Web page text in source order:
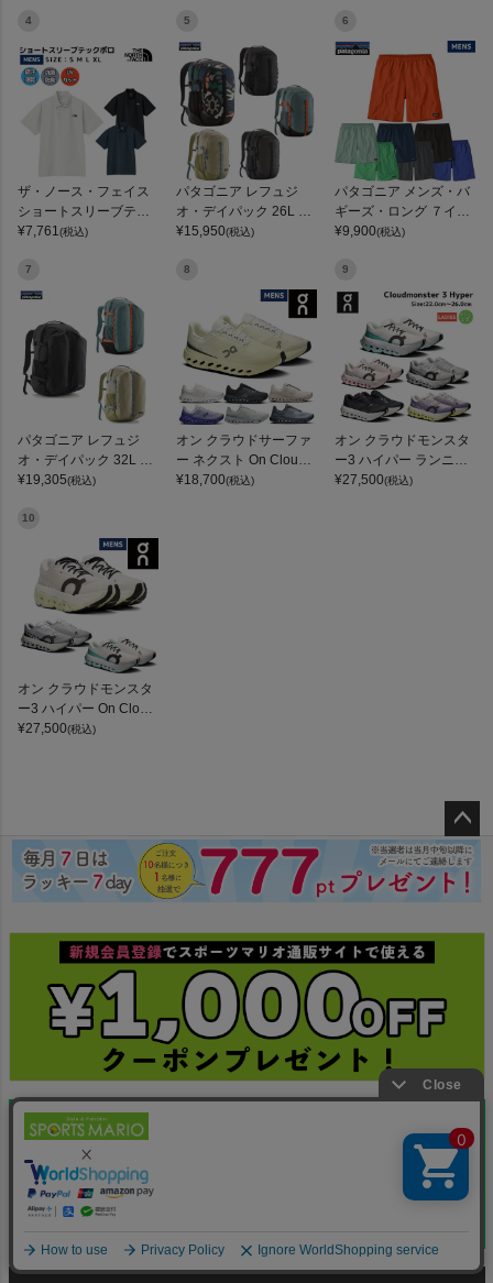
4
ザ・ノース・フェイス
ショートスリーブテッ
クポロ THE NORTH FA
¥7,761 (税込)
5
パタゴニア レフュジ
オ・デイパック 26L PA
TAGONIA REFUGIO DA
¥15,950(税込)
6
パタゴニア メンズ・バ
ギーズ・ロング ７イン
チ Patagonia Men's Ba
¥9,900(税込)
7
パタゴニア レフュジ
オ・デイパック 32L PA
TAGONIA REFUGIO DA
¥19,305(税込)
8
オン クラウドサーファ
ー ネクスト On Clouds
urfer Next
¥18,700(税込)
9
オン クラウドモンスタ
ー3 ハイパー ランニン
グシューズ ランシュー
¥27,500(税込)
10
オン クラウドモンスタ
ー3 ハイパー On Cloud
monster 3 Hyper
¥27,500(税込)
ペー
ジト
ップ